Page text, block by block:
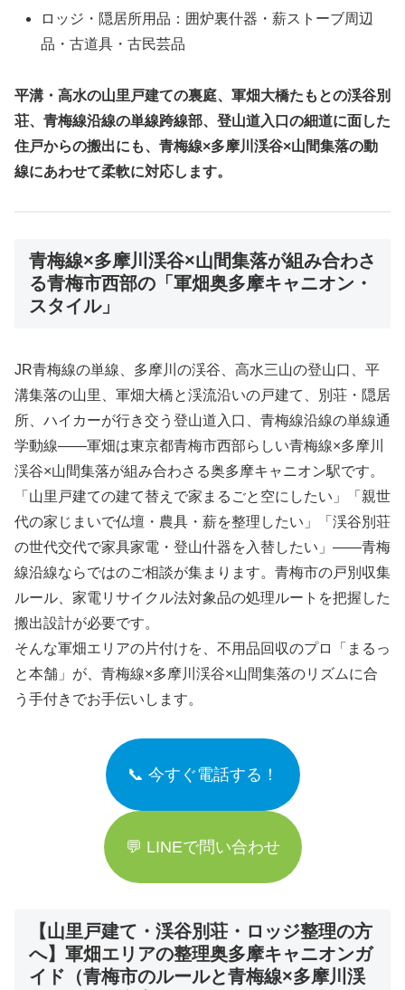
ロッジ・隠居所用品：囲炉裏什器・薪ストーブ周辺
品・古道具・古民芸品
平溝・高水の山里戸建ての裏庭、軍畑大橋たもとの渓谷別
荘、青梅線沿線の単線跨線部、登山道入口の細道に面した
住戸からの搬出にも、青梅線×多摩川渓谷×山間集落の動
線にあわせて柔軟に対応します。
青梅線×多摩川渓谷×山間集落が組み合わさ
る青梅市西部の「軍畑奥多摩キャニオン・
スタイル」
JR青梅線の単線、多摩川の渓谷、高水三山の登山口、平
溝集落の山里、軍畑大橋と渓流沿いの戸建て、別荘・隠居
所、ハイカーが行き交う登山道入口、青梅線沿線の単線通
学動線――軍畑は東京都青梅市西部らしい青梅線×多摩川
渓谷×山間集落が組み合わさる奥多摩キャニオン駅です。
「山里戸建ての建て替えで家まるごと空にしたい」「親世
代の家じまいで仏壇・農具・薪を整理したい」「渓谷別荘
の世代交代で家具家電・登山什器を入替したい」――青梅
線沿線ならではのご相談が集まります。青梅市の戸別収集
ルール、家電リサイクル法対象品の処理ルートを把握した
搬出設計が必要です。
そんな軍畑エリアの片付けを、不用品回収のプロ「まるっ
と本舗」が、青梅線×多摩川渓谷×山間集落のリズムに合
う手付きでお手伝いします。
📞 今すぐ電話する！
💬 LINEで問い合わせ
【山里戸建て・渓谷別荘・ロッジ整理の方
へ】軍畑エリアの整理奥多摩キャニオンガ
イド（青梅市のルールと青梅線×多摩川渓